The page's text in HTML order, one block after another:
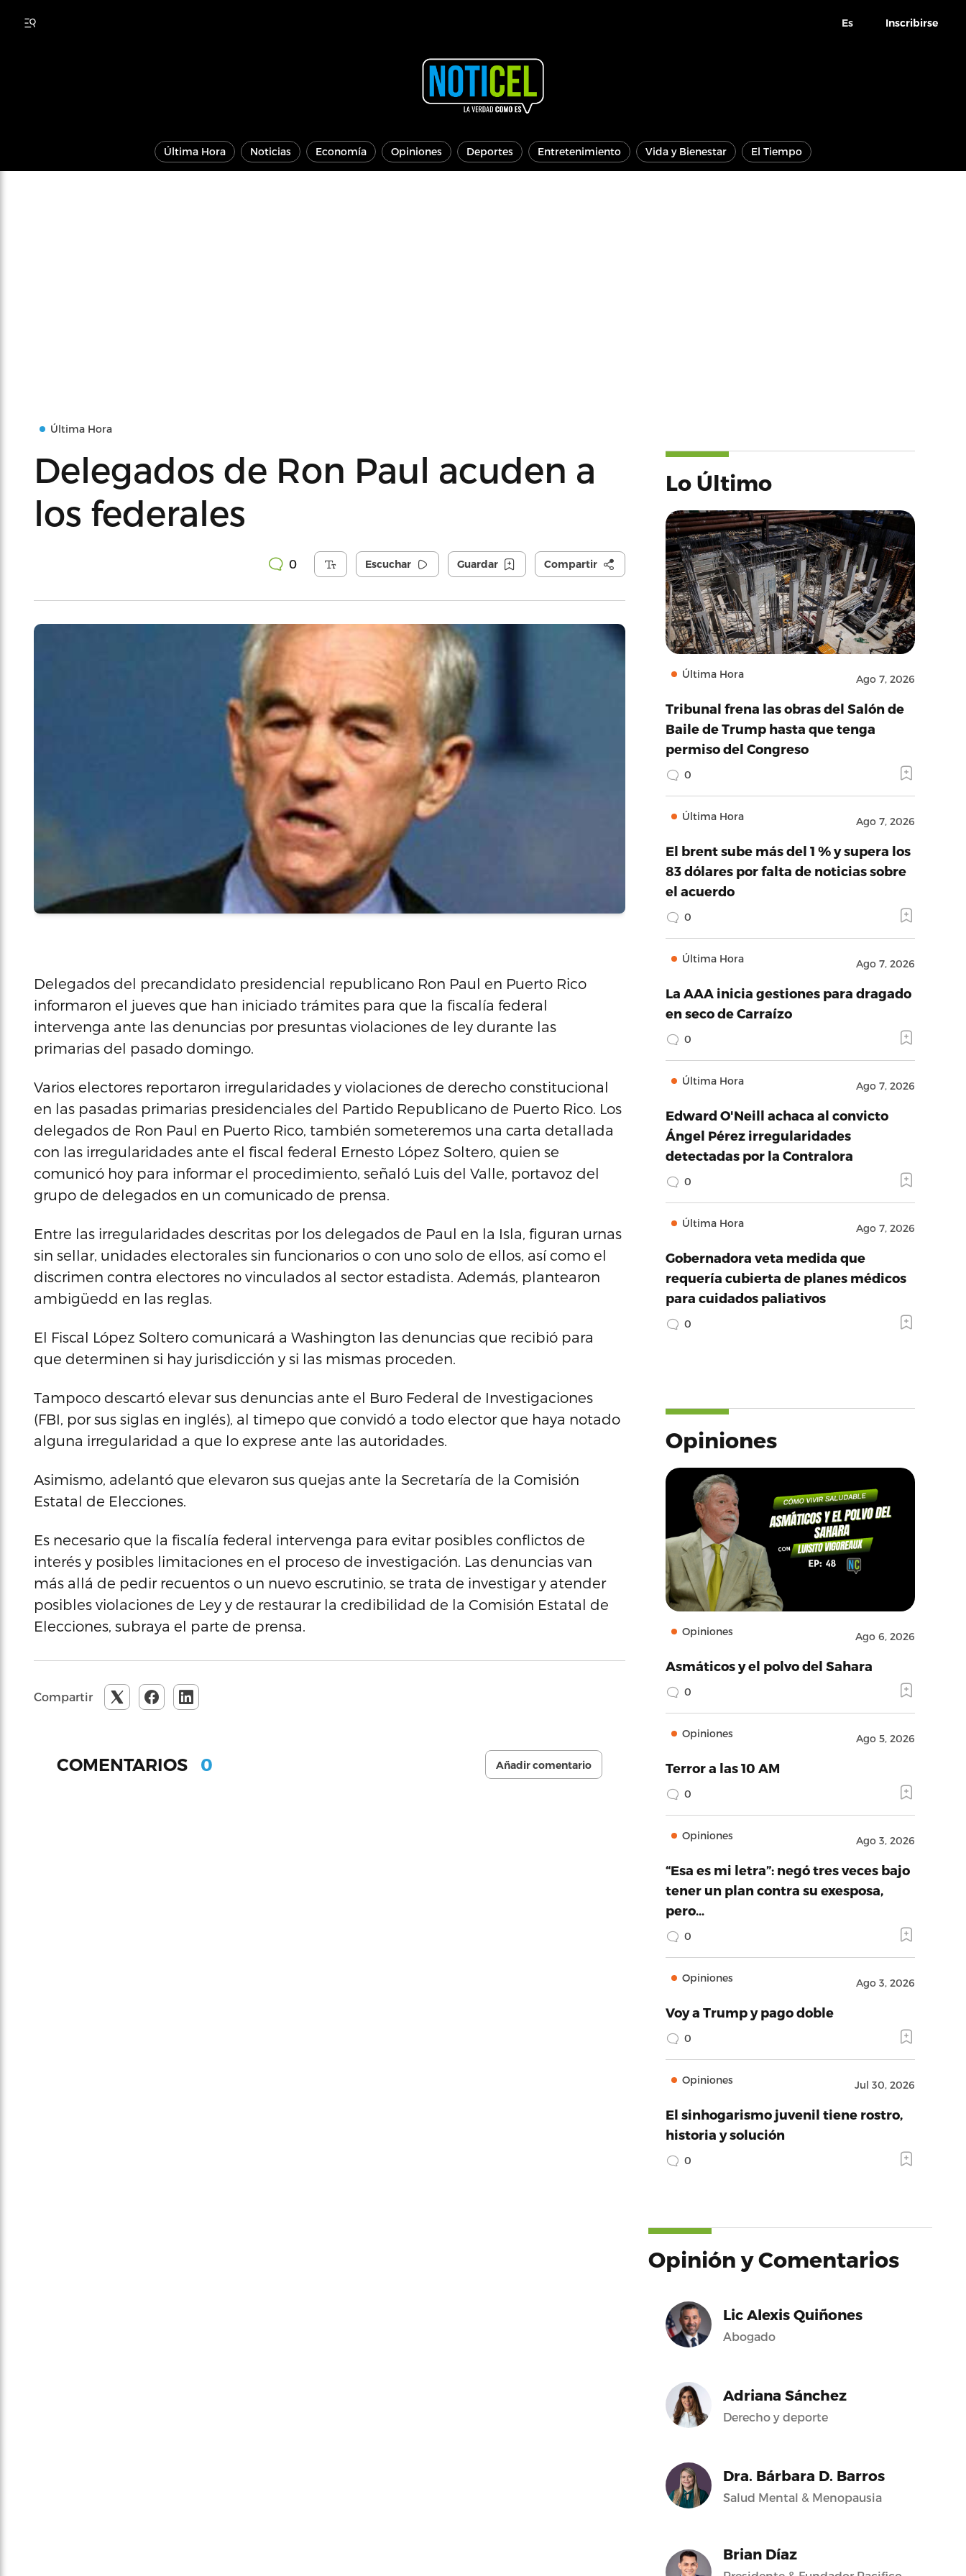
Es Inscribirse
Última Hora Noticias Economía Opiniones Deportes Entretenimiento Vida y Bienestar El Tiempo
Última Hora
Delegados de Ron Paul acuden a
los federales
0 Escuchar Guardar Compartir
Delegados del precandidato presidencial republicano Ron Paul en Puerto Rico
informaron el jueves que han iniciado trámites para que la fiscalía federal
intervenga ante las denuncias por presuntas violaciones de ley durante las
primarias del pasado domingo.
Varios electores reportaron irregularidades y violaciones de derecho constitucional
en las pasadas primarias presidenciales del Partido Republicano de Puerto Rico. Los
delegados de Ron Paul en Puerto Rico, también someteremos una carta detallada
con las irregularidades ante el fiscal federal Ernesto López Soltero, quien se
comunicó hoy para informar el procedimiento, señaló Luis del Valle, portavoz del
grupo de delegados en un comunicado de prensa.
Entre las irregularidades descritas por los delegados de Paul en la Isla, figuran urnas
sin sellar, unidades electorales sin funcionarios o con uno solo de ellos, así como el
discrimen contra electores no vinculados al sector estadista. Además, plantearon
ambigüedd en las reglas.
El Fiscal López Soltero comunicará a Washington las denuncias que recibió para
que determinen si hay jurisdicción y si las mismas proceden.
Tampoco descartó elevar sus denuncias ante el Buro Federal de Investigaciones
(FBI, por sus siglas en inglés), al timepo que convidó a todo elector que haya notado
alguna irregularidad a que lo exprese ante las autoridades.
Asimismo, adelantó que elevaron sus quejas ante la Secretaría de la Comisión
Estatal de Elecciones.
Es necesario que la fiscalía federal intervenga para evitar posibles conflictos de
interés y posibles limitaciones en el proceso de investigación. Las denuncias van
más allá de pedir recuentos o un nuevo escrutinio, se trata de investigar y atender
posibles violaciones de Ley y de restaurar la credibilidad de la Comisión Estatal de
Elecciones, subraya el parte de prensa.
Compartir
COMENTARIOS 0 Añadir comentario
Lo Último
Última Hora Ago 7, 2026
Tribunal frena las obras del Salón de
Baile de Trump hasta que tenga
permiso del Congreso
0
Última Hora Ago 7, 2026
El brent sube más del 1 % y supera los
83 dólares por falta de noticias sobre
el acuerdo
0
Última Hora Ago 7, 2026
La AAA inicia gestiones para dragado
en seco de Carraízo
0
Última Hora Ago 7, 2026
Edward O'Neill achaca al convicto
Ángel Pérez irregularidades
detectadas por la Contralora
0
Última Hora Ago 7, 2026
Gobernadora veta medida que
requería cubierta de planes médicos
para cuidados paliativos
0
Opiniones
Opiniones Ago 6, 2026
Asmáticos y el polvo del Sahara
0
Opiniones Ago 5, 2026
Terror a las 10 AM
0
Opiniones Ago 3, 2026
“Esa es mi letra”: negó tres veces bajo
tener un plan contra su exesposa,
pero…
0
Opiniones Ago 3, 2026
Voy a Trump y pago doble
0
Opiniones Jul 30, 2026
El sinhogarismo juvenil tiene rostro,
historia y solución
0
Opinión y Comentarios
Lic Alexis Quiñones
Abogado
Adriana Sánchez
Derecho y deporte
Dra. Bárbara D. Barros
Salud Mental & Menopausia
Brian Díaz